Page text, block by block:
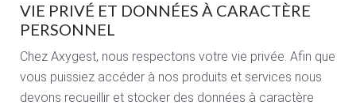
VIE PRIVÉ ET DONNÉES À CARACTÈRE
PERSONNEL
Chez Axygest, nous respectons votre vie privée. Afin que
vous puissiez accéder à nos produits et services nous
devons recueillir et stocker des données à caractère